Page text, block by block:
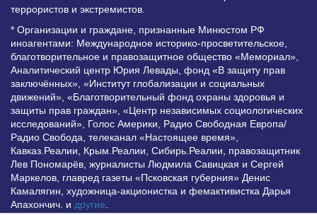
террористов и экстремистов.
* Организации и граждане, признанные Минюстом РФ
иноагентами: Международное историко-просветительское,
благотворительное и правозащитное общество «Мемориал»,
Аналитический центр Юрия Левады, фонд «В защиту прав
заключённых», «Институт глобализации и социальных
движений», «Благотворительный фонд охраны здоровья и
защиты прав граждан», «Центр независимых социологических
исследований», Голос Америки, Радио Свободная Европа/
Радио Свобода, телеканал «Настоящее время»,
Кавказ.Реалии, Крым.Реалии, Сибирь.Реалии, правозащитник
Лев Пономарёв, журналисты Людмила Савицкая и Сергей
Маркелов, главред газеты «Псковская губерния» Денис
Камалягин, художница-акционистка и фемактивистка Дарья
Апахончич. и другие